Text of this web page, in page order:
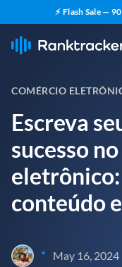
⚡ Flash Sale —
COMÉRCIO
Escreva
sucesso
conteúdo
• May 16, 2024